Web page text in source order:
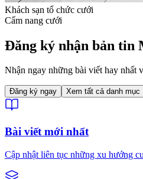
Khách sạn tổ chức cưới
Cẩm nang cưới
Đăng ký nhận bản tin
Nhận ngay những bài viết hay nhất
Đăng ký ngay Xem tất cả danh mục
Bài viết mới nhất
Cập nhật liên tục những xu hướng